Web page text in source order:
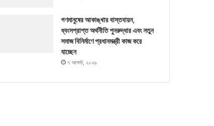
গণমানুষের আকাঙ্খার বাস্তবায়ন,
ধ্বংসপ্রাপ্ত অর্থনীতি পুনরুদ্ধার এবং নতুন
সমাজ বিনির্মাণে প্রধানমন্ত্রী কাজ করে
যাচ্ছেন
৭ আগস্ট, ২০২৬